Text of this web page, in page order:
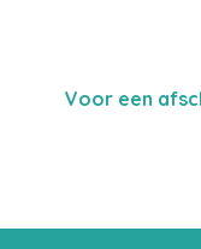
Voor een